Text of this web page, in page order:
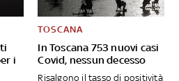
i
In Toscana 753 nuovi casi
Covid, nessun decesso
TOSCANA
Risalgono il tasso di positività